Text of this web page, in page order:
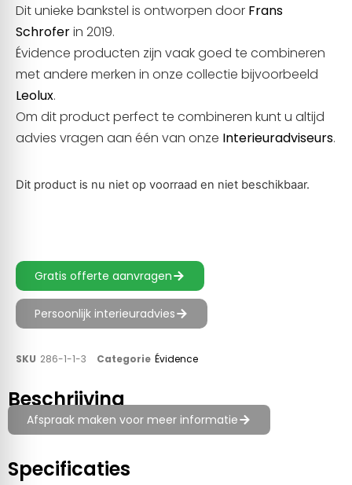
Dit unieke bankstel is ontworpen door Frans
Schroferin 2019.
Évidence producten zijn vaak goed te combineren
met andere merken in onze collectie bijvoorbeeld
Leolux.
Om dit product perfect te combineren kunt u altijd
advies vragen aan één van onze Interieuradviseurs.
Dit product is nu niet op voorraad en niet beschikbaar.
Gratis offerte aanvragen
Persoonlijk interieuradvies
SKU 286-1-1-3 Categorie Évidence
Beschrijving
Afspraak maken voor meer informatie
Specificaties